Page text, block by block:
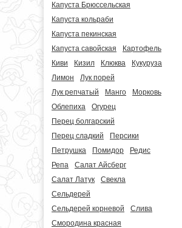
Капуста Брюссельская
Капуста кольраби
Капуста пекинская
Капуста савойская
Картофель
Киви
Кизил Клюква
Кукуруза
Лимон
Лук порей
Лук репчатый
Манго
Морковь
Облепиха
Огурец
Перец болгарский
Перец сладкий
Персики
Петрушка
Помидор
Редис
Репа
Салат Айсберг
Салат Латук
Свекла
Сельдерей
Сельдерей корневой
Слива
Смородина красная